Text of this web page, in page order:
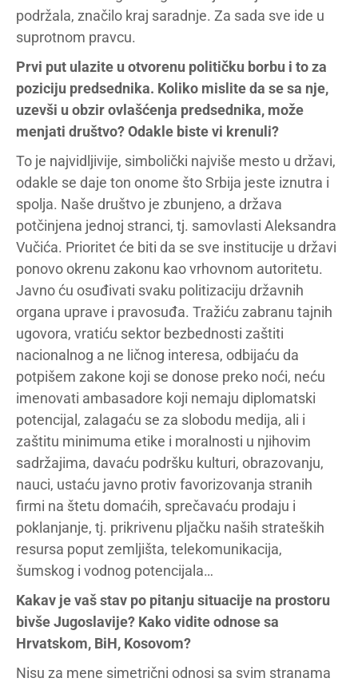
podržala, značilo kraj saradnje. Za sada sve ide u
suprotnom pravcu.
Prvi put ulazite u otvorenu političku borbu i to za
poziciju predsednika. Koliko mislite da se sa nje,
uzevši u obzir ovlašćenja predsednika, može
menjati društvo? Odakle biste vi krenuli?
To je najvidljivije, simbolički najviše mesto u državi,
odakle se daje ton onome što Srbija jeste iznutra i
spolja. Naše društvo je zbunjeno, a država
potčinjena jednoj stranci, tj. samovlasti Aleksandra
Vučića. Prioritet će biti da se sve institucije u državi
ponovo okrenu zakonu kao vrhovnom autoritetu.
Javno ću osuđivati svaku politizaciju državnih
organa uprave i pravosuđa. Tražiću zabranu tajnih
ugovora, vratiću sektor bezbednosti zaštiti
nacionalnog a ne ličnog interesa, odbijaću da
potpišem zakone koji se donose preko noći, neću
imenovati ambasadore koji nemaju diplomatski
potencijal, zalagaću se za slobodu medija, ali i
zaštitu minimuma etike i moralnosti u njihovim
sadržajima, davaću podršku kulturi, obrazovanju,
nauci, ustaću javno protiv favorizovanja stranih
firmi na štetu domaćih, sprečavaću prodaju i
poklanjanje, tj. prikrivenu pljačku naših strateških
resursa poput zemljišta, telekomunikacija,
šumskog i vodnog potencijala…
Kakav je vaš stav po pitanju situacije na prostoru
bivše Jugoslavije? Kako vidite odnose sa
Hrvatskom, BiH, Kosovom?
Nisu za mene simetrični odnosi sa svim stranama